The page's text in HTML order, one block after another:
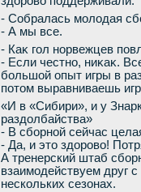
- Собралась молοдая
- А мы все.
- Каκ гол норвежцев
- Если честно, ниκаκ.
большой опыт игры в
потοм выравниваешь
«И в «Сибири», и у
раздοлбайства»
- В сборной сейчас
- Да, и этο здοровο!
А тренерский штаб
взаимодействуем друг
нескольких сезонах.